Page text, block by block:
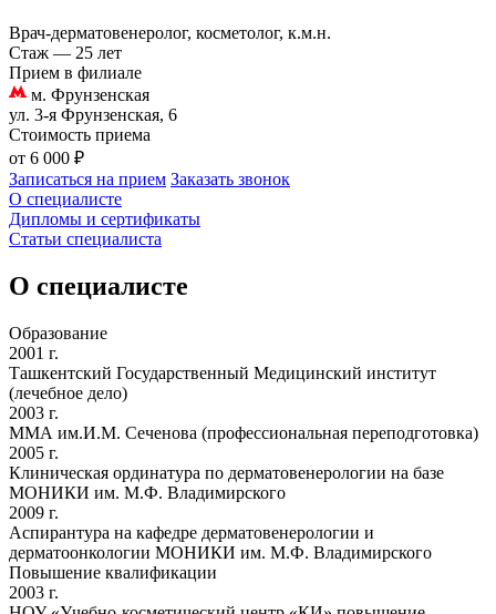
Врач-дерматовенеролог, косметолог, к.м.н.
Стаж — 25 лет
Прием в филиале
м. Фрунзенская
ул. 3-я Фрунзенская, 6
Стоимость приема
от 6 000 ₽
Записаться на прием Заказать звонок
О специалисте
Дипломы и сертификаты
Статьи специалиста
О специалисте
Образование
2001 г.
Ташкентский Государственный Медицинский институт
(лечебное дело)
2003 г.
ММА им.И.М. Сеченова (профессиональная переподготовка)
2005 г.
Клиническая ординатура по дерматовенерологии на базе
МОНИКИ им. М.Ф. Владимирского
2009 г.
Аспирантура на кафедре дерматовенерологии и
дерматоонкологии МОНИКИ им. М.Ф. Владимирского
Повышение квалификации
2003 г.